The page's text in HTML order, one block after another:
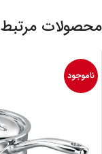
محصولات مرتبط
ناموجود